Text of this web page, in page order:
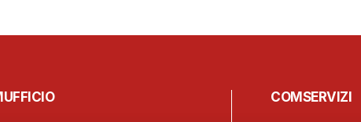
COMSERVIZI